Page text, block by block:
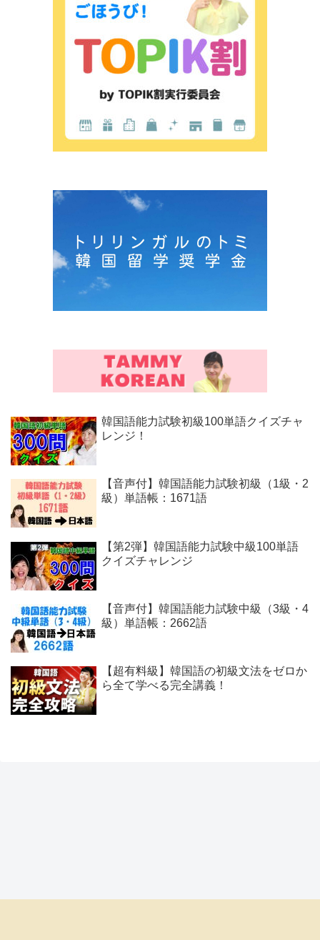
韓国語能力試験初級100単語クイズチャ
レンジ！
【音声付】韓国語能力試験初級（1級・2
級）単語帳：1671語
【第2弾】韓国語能力試験中級100単語
クイズチャレンジ
【音声付】韓国語能力試験中級（3級・4
級）単語帳：2662語
【超有料級】韓国語の初級文法をゼロか
ら全て学べる完全講義！